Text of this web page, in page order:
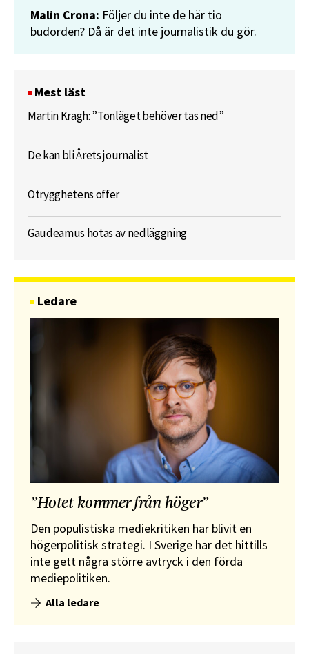
Malin Crona: Följer du inte de här tio
budorden? Då är det inte journalistik du gör.
Mest läst
Martin Kragh: ”Tonläget behöver tas ned”
De kan bli Årets journalist
Otrygghetens offer
Gaudeamus hotas av nedläggning
Ledare
”Hotet kommer från höger”
Den populistiska mediekritiken har blivit en
högerpolitisk strategi. I Sverige har det hittills
inte gett några större avtryck i den förda
mediepolitiken.
Alla ledare